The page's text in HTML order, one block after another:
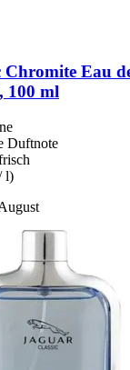
Chromite Eau
100 ml
Duftnote
l)